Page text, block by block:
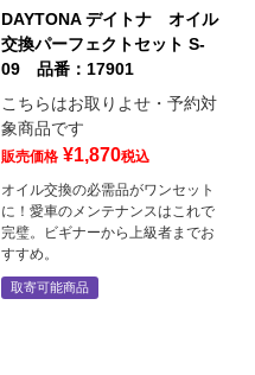
DAYTONA デイトナ オイル
交換パーフェクトセット S-
09 品番：17901
こちらはお取りよせ・予約対
象商品です
販売価格 ¥1,870税込
オイル交換の必需品がワンセット
に！愛車のメンテナンスはこれで
完璧。ビギナーから上級者までお
すすめ。
取寄可能商品